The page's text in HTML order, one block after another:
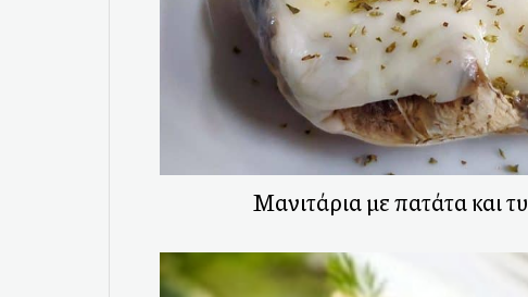
Μανιτάρια με πατάτα και